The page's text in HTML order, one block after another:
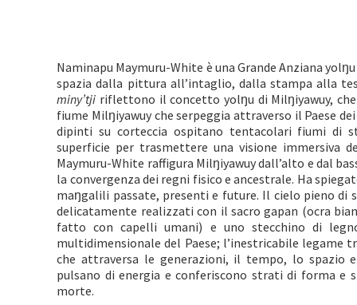
Naminapu Maymuru-White è una Grande Anziana
spazia dalla pittura all’intaglio, dalla stampa alla
miny’tji riflettono il concetto yolŋu di Milŋiyawuy,
fiume Milŋiyawuy che serpeggia attraverso il Paese
dipinti su corteccia ospitano tentacolari fiumi di
superficie per trasmettere una visione immersiva
Maymuru-White raffigura Milŋiyawuy dall’alto e dal
la convergenza dei regni fisico e ancestrale. Ha
maŋgalili passate, presenti e future. Il cielo pieno di
delicatamente realizzati con il sacro gapan (ocra
fatto con capelli umani) e uno stecchino di
multidimensionale del Paese; l’inestricabile legame
che attraversa le generazioni, il tempo, lo spazio
pulsano di energia e conferiscono strati di forma e
morte.